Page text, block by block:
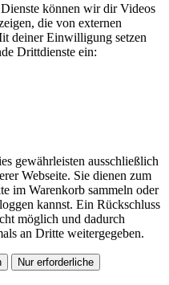
können wir dir Videos
die von externen
deiner Einwilligung setzen
Drittdienste ein:
gewährleisten ausschließlich
Webseite. Sie dienen zum
im Warenkorb sammeln oder
kannst. Ein Rückschluss
möglich und dadurch
an Dritte weitergegeben.
Nur erforderliche